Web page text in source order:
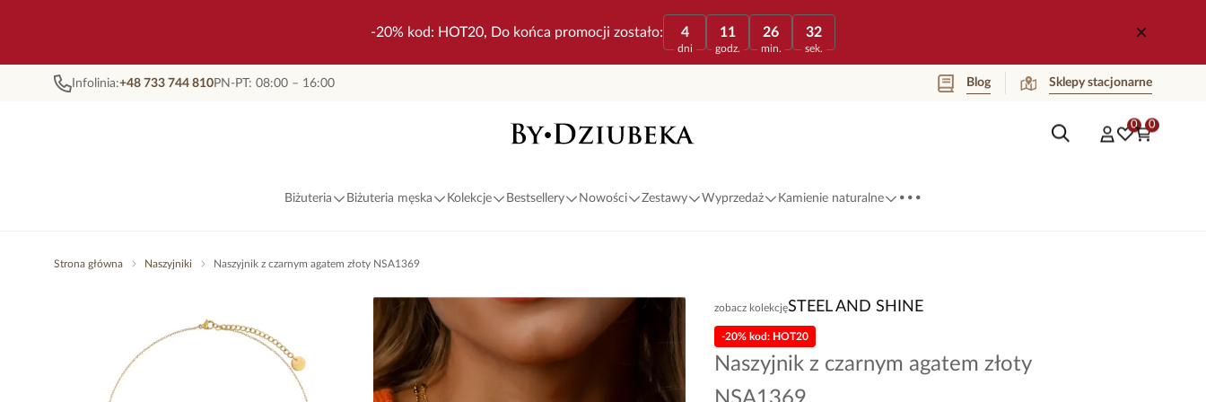
-20% kod: HOT20, Do końca promocji zostało: 4
dni
11
godz.
26
min.
32
sek.
Infolinia:+48 733 744 810PN-PT: 08:00 – 16:00 Blog Sklepy stacjonarne
0 0
Biżuteria Biżuteria męska Kolekcje Bestsellery Nowości Zestawy Wyprzedaż Kamienie naturalne ...
Strona główna Naszyjniki Naszyjnik z czarnym agatem złoty NSA1369
zobacz kolekcjęSTEEL AND SHINE
Naszyjnik z czarnym agatem złoty
-20% kod: HOT20